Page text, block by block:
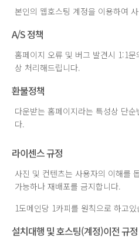
본인의 웹호스팅 계정을 이용하여
A/S 정책
홈페이지 오류 및 버그 발견시 1:1
상 처리해드립니다.
환불정책
다운받는 홈페이지라는 특성상 단
다.
라이센스 규정
사진 및 컨텐츠는 사용자의 이해를
가능하나 재배포를 금지합니다.
1도메인당 1카피를 원칙으로 하고있
설치대행 및 호스팅(계정)이전 규정